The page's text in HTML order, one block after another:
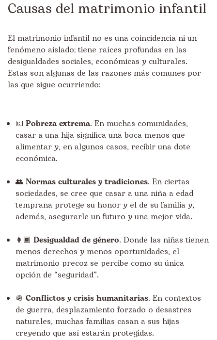
Causas del matrimonio infantil
El matrimonio infantil no es una coincidencia ni un
fenómeno aislado; tiene raíces profundas en las
desigualdades sociales, económicas y culturales.
Estas son algunas de las razones más comunes por
las que sigue ocurriendo:
💶 Pobreza extrema. En muchas comunidades,
casar a una hija significa una boca menos que
alimentar y, en algunos casos, recibir una dote
económica.
👥 Normas culturales y tradiciones. En ciertas
sociedades, se cree que casar a una niña a edad
temprana protege su honor y el de su familia y,
además, asegurarle un futuro y una mejor vida.
👩🏾 Desigualdad de género. Donde las niñas tienen
menos derechos y menos oportunidades, el
matrimonio precoz se percibe como su única
opción de “seguridad”.
🪖 Conflictos y crisis humanitarias. En contextos
de guerra, desplazamiento forzado o desastres
naturales, muchas familias casan a sus hijas
creyendo que así estarán protegidas.